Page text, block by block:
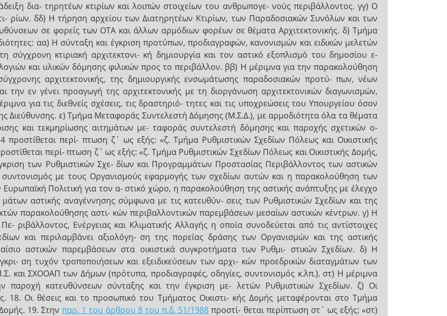
δια- τηρητέων κτιρίων και λοιπών στοιχείων του ανθρωπογε- νούς περιβάλλοντος. γγ) Ο
ρίων. δδ) Η τήρηση αρχείου των Διατηρητέων Κτιρίων, των Παραδοσιακών Συνόλων και των
σε φορείς των ΟΤΑ και άλλων αρμόδιων φορέων σε θέματα Αρχιτεκτονικής. δ) Τμήμα
αα) Η σύνταξη και έγκριση προτύπων, προδιαγραφών, κανονισμών και ειδικών μελετών
κτιριακή αρχιτεκτονι- κή δημιουργία και τον αστικό εξοπλισμό του δημοσίου ε-
και υλικών δόμησης φιλικών προς το περιβάλλον. ββ) Η μέριμνα για την παρακολούθηση
αρχιτεκτονικής, της δημιουργικής ενσωμάτωσης παραδοσιακών προτύ- πων, νέων
την εν γένει προαγωγή της αρχιτεκτονικής με τη διοργάνωση αρχιτεκτονικών διαγωνισμών,
για τις διεθνείς σχέσεις, τις δραστηριό- τητες και τις υποχρεώσεις του Υπουργείου όσον
Διεύθυνσης. ε) Τμήμα Μεταφοράς Συντελεστή Δόμησης (Μ.Σ.Δ.), με αρμοδιότητα όλα τα θέματα
και τεκμηρίωσης αιτημάτων με- ταφοράς συντελεστή δόμησης και παροχής σχετικών ο-
περί- πτωση ζ΄ ως εξής: «ζ. Τμήμα Ρυθμιστικών Σχεδίων Πόλεως και Οικιστικής
περί- πτωση ζ΄ ως εξής: «ζ. Τμήμα Ρυθμιστικών Σχεδίων Πόλεως και Οικιστικής Δομής,
των Ρυθμιστικών Σχε- δίων και Προγραμμάτων Προστασίας Περιβάλλοντος των αστικών
με τους Οργανισμούς εφαρμογής των σχεδίων αυτών και η παρακολούθηση των
Πολιτική για τον α- στικό χώρο, η παρακολούθηση της αστικής ανάπτυξης με έλεγχο
αστικής αναγέννησης σύμφωνα με τις κατευθύν- σεις των Ρυθμιστικών Σχεδίων και της
παρακολούθησης αστι- κών περιβαλλοντικών παρεμβάσεων μεσαίων αστικών κέντρων. γ) Η
ριβάλλοντος, Ενέργειας και Κλιματικής Αλλαγής η οποία συνοδεύεται από τις αντίστοιχες
και περιλαμβάνει αξιολόγη- ση της πορείας δράσης των Οργανισμών και της αστικής
αστικών παρεμβάσεων στα οικιστικά συγκροτήματα των Ρυθμι- στικών Σχεδίων. δ) Η
ση τυχόν τροποποιήσεων και εξειδικεύσεων των αρχι- κών προεδρικών διαταγμάτων των
και ΣΧΟΟΑΠ των Δήμων (πρότυπα, προδιαγραφές, οδηγίες, συντονισμός κ.λπ.). στ) Η μέριμνα
παροχή κατευθύνσεων σύνταξης και την έγκριση με- λετών Ρυθμιστικών Σχεδίων. ζ) Οι
18. Οι θέσεις και το προσωπικό του Τμήματος Οικιστι- κής Δομής μεταφέρονται στο Τμήμα
19. Στην παρ. 1 του άρθρου 8 του π.δ. 51/1988 προστί- θεται περίπτωση στ΄ ως εξής: «στ)